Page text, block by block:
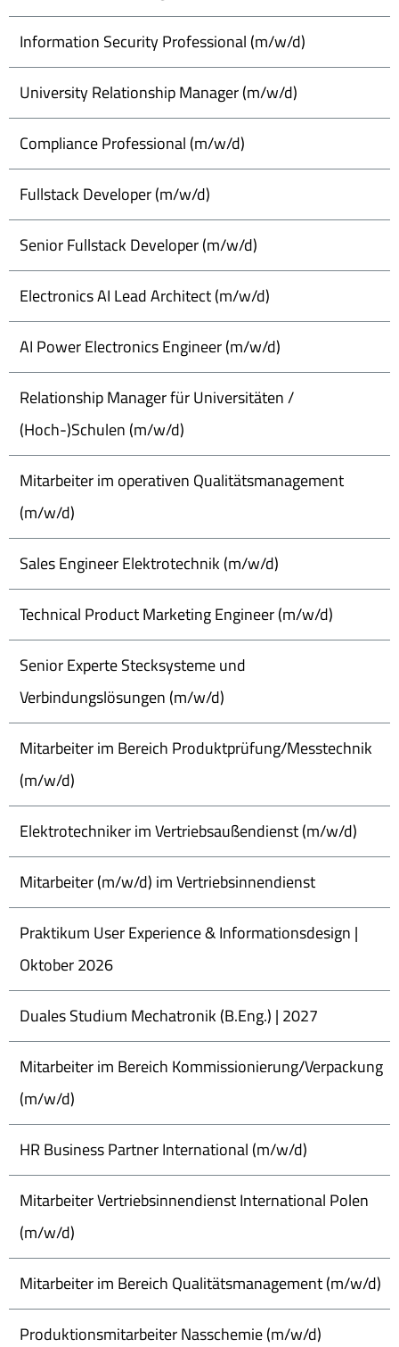
Information Security Professional (m/w/d)
University Relationship Manager (m/w/d)
Compliance Professional (m/w/d)
Fullstack Developer (m/w/d)
Senior Fullstack Developer (m/w/d)
Electronics AI Lead Architect (m/w/d)
AI Power Electronics Engineer (m/w/d)
Relationship Manager für Universitäten /
(Hoch-)Schulen (m/w/d)
Mitarbeiter im operativen Qualitätsmanagement
(m/w/d)
Sales Engineer Elektrotechnik (m/w/d)
Technical Product Marketing Engineer (m/w/d)
Senior Experte Stecksysteme und
Verbindungslösungen (m/w/d)
Mitarbeiter im Bereich Produktprüfung/Messtechnik
(m/w/d)
Elektrotechniker im Vertriebsaußendienst (m/w/d)
Mitarbeiter (m/w/d) im Vertriebsinnendienst
Praktikum User Experience & Informationsdesign |
Oktober 2026
Duales Studium Mechatronik (B.Eng.) | 2027
Mitarbeiter im Bereich Kommissionierung/Verpackung
(m/w/d)
HR Business Partner International (m/w/d)
Mitarbeiter Vertriebsinnendienst International Polen
(m/w/d)
Mitarbeiter im Bereich Qualitätsmanagement (m/w/d)
Produktionsmitarbeiter Nasschemie (m/w/d)